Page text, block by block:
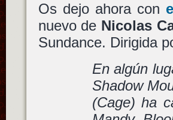
Os dejo ahora con
nuevo de Nicolas
Sundance. Dirigida
En algún
Shadow
(Cage) ha